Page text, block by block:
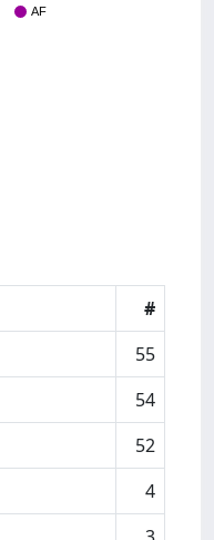
AF
#
55
54
52
4